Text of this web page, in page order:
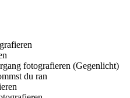
fotografieren (Gegenlicht)
du ran